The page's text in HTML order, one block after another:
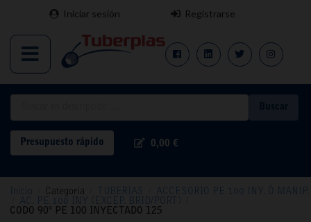
Iniciar sesión Registrarse
Presupuesto rápido 0,00 €
Inicio Categoría TUBERIAS ACCESORIO PE 100 INY. Ó MANIP.
AC. PE 100 INY (EXCEP. BRID/PORT)
CODO 90º PE 100 INYECTADO 125